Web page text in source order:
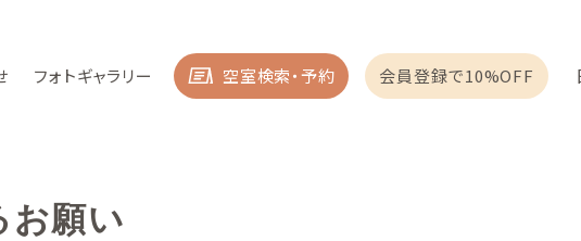
フォトギャラリー 空室検索・予約 会員登録で10%OFF
お願い